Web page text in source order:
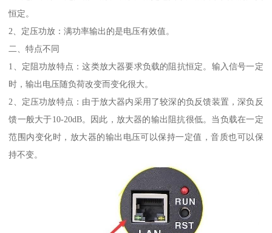
恒定。
2、定压功放：满功率输出的是电压有效值。
二、特点不同
1、定阻功放特点：这类放大器要求负载的阻抗恒定。输入信号一定
时，输出电压随负荷改变而变化很大。
2、定压功放特点：由于放大器内采用了较深的负反馈装置，深负反
馈一般大于10-20dB。因此，放大器的输出阻抗很低。当负载在一定
范围内变化时，放大器的输出电压可以保持一定值，音质也可以保
持不变。